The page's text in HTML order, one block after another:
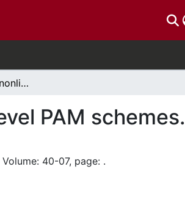
Effects of amplifier nonlinearities on multilevel PAM schemes.
PAM schemes.
40-07, page: .